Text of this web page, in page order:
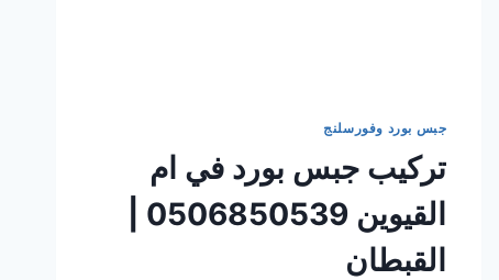
جبس بورد وفورسلنج
تركيب جبس بورد في ام
القبطان